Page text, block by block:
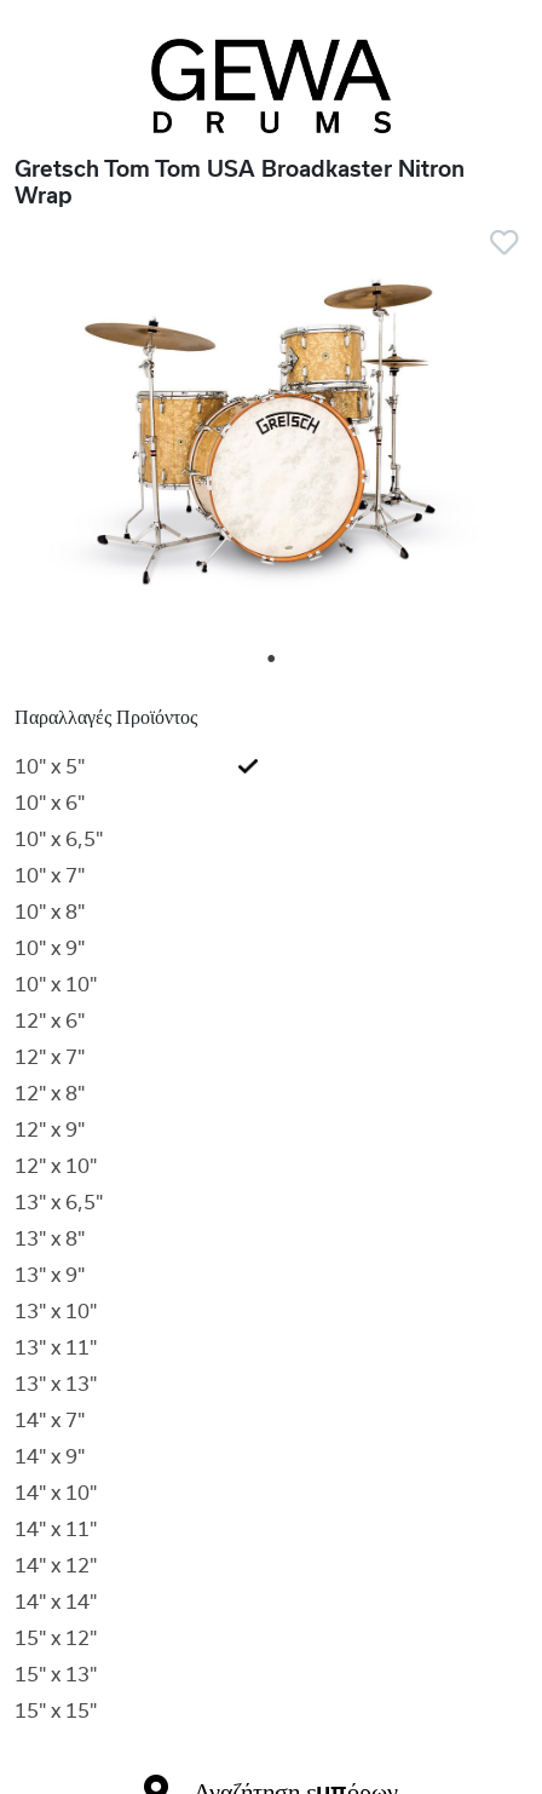
Gretsch Tom Tom USA Broadkaster Nitron
Wrap
1
Παραλλαγές Προϊόντος
10" x 5"
10" x 6"
10" x 6,5"
10" x 7"
10" x 8"
10" x 9"
10" x 10"
12" x 6"
12" x 7"
12" x 8"
12" x 9"
12" x 10"
13" x 6,5"
13" x 8"
13" x 9"
13" x 10"
13" x 11"
13" x 13"
14" x 7"
14" x 9"
14" x 10"
14" x 11"
14" x 12"
14" x 14"
15" x 12"
15" x 13"
15" x 15"